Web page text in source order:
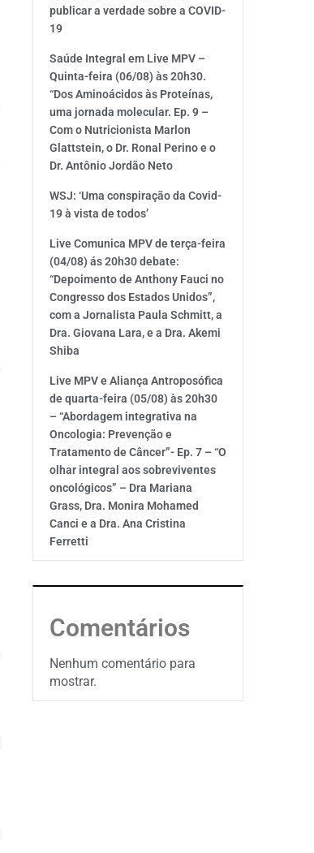
publicar a verdade sobre a COVID-
19
Saúde Integral em Live MPV –
Quinta-feira (06/08) às 20h30.
“Dos Aminoácidos às Proteínas,
uma jornada molecular. Ep. 9 –
Com o Nutricionista Marlon
Glattstein, o Dr. Ronal Perino e o
Dr. Antônio Jordão Neto
WSJ: ‘Uma conspiração da Covid-
19 à vista de todos’
Live Comunica MPV de terça-feira
(04/08) ás 20h30 debate:
“Depoimento de Anthony Fauci no
Congresso dos Estados Unidos”,
com a Jornalista Paula Schmitt, a
Dra. Giovana Lara, e a Dra. Akemi
Shiba
Live MPV e Aliança Antroposófica
de quarta-feira (05/08) às 20h30
– “Abordagem integrativa na
Oncologia: Prevenção e
Tratamento de Câncer”- Ep. 7 – “O
olhar integral aos sobreviventes
oncológicos” – Dra Mariana
Grass, Dra. Monira Mohamed
Canci e a Dra. Ana Cristina
Ferretti
Comentários
Nenhum comentário para
mostrar.